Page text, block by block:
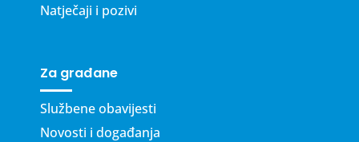
Natječaji i pozivi
Za građane
Službene obavijesti
Novosti i događanja